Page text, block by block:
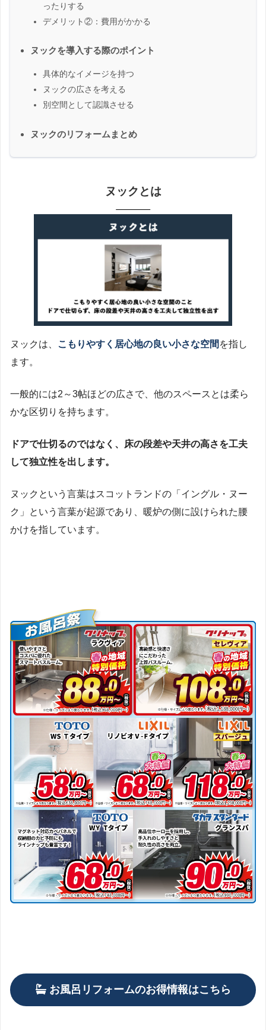
ったりする
デメリット②：費用がかかる
ヌックを導入する際のポイント
具体的なイメージを持つ
ヌックの広さを考える
別空間として認識させる
ヌックのリフォームまとめ
ヌックとは
ヌックは、 こもりやすく居心地の良い小さな空間 を指し
ます。
一般的には2～3帖ほどの広さで、他のスペースとは柔ら
かな区切りを持ちます。
ドアで仕切るのではなく、床の段差や天井の高さを工夫
して独立性を出します。
ヌックという言葉はスコットランドの「イングル・ヌー
ク」という言葉が起源であり、暖炉の側に設けられた腰
かけを指しています。
お風呂リフォームのお得情報はこちら